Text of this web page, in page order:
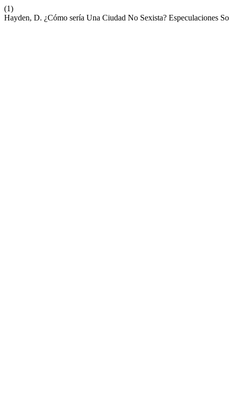
(1)
Hayden, D. ¿Cómo sería Una Ciudad No Sexista? Especulaciones